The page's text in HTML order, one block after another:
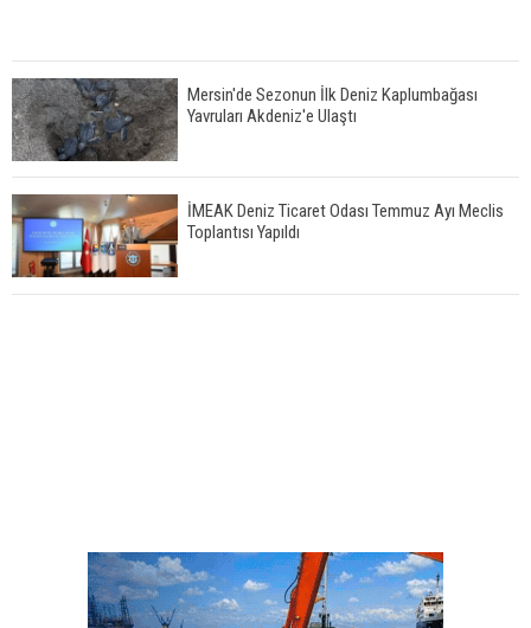
Mersin'de Sezonun İlk Deniz Kaplumbağası
Yavruları Akdeniz'e Ulaştı
İMEAK Deniz Ticaret Odası Temmuz Ayı Meclis
Toplantısı Yapıldı